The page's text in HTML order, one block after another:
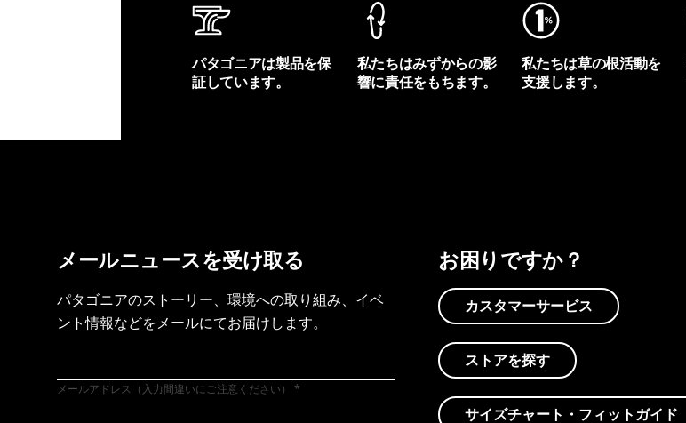
パタゴニアは製品を保
証しています。
私たちはみずからの影
響に責任をもちます。
私たちは草の根活動を
支援します。
メールニュースを受け取る
パタゴニアのストーリー、環境への取り組み、イベ
ント情報などをメールにてお届けします。
メールアドレス（入力間違いにご注意ください）
お困りですか？
カスタマーサービス
ストアを探す
サイズチャート・フィットガイド